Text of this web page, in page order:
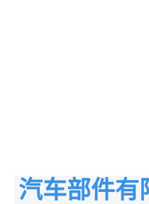
汽车部件有